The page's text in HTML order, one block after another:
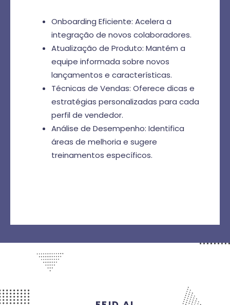
Onboarding Eficiente: Acelera a
integração de novos colaboradores.
Atualização de Produto: Mantém a
equipe informada sobre novos
lançamentos e características.
Técnicas de Vendas: Oferece dicas e
estratégias personalizadas para cada
perfil de vendedor.
Análise de Desempenho: Identifica
áreas de melhoria e sugere
treinamentos específicos.